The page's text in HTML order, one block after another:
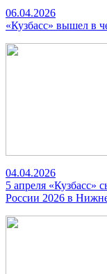
06.04.2026
«Кузбасс» вышел в
04.04.2026
5 апреля «Кузбасс»
России 2026 в